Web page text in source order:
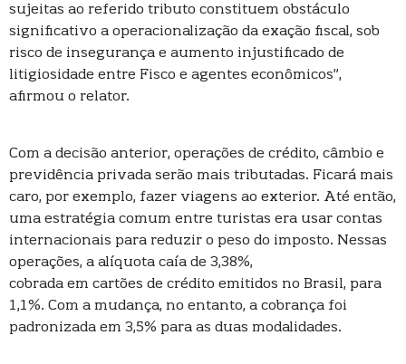
sujeitas ao referido tributo constituem obstáculo
significativo a operacionalização da exação fiscal, sob
risco de insegurança e aumento injustificado de
litigiosidade entre Fisco e agentes econômicos”,
afirmou o relator.
Com a decisão anterior, operações de crédito, câmbio e
previdência privada serão mais tributadas. Ficará mais
caro, por exemplo, fazer viagens ao exterior. Até então,
uma estratégia comum entre turistas era usar contas
internacionais para reduzir o peso do imposto. Nessas
operações, a alíquota caía de 3,38%,
cobrada em cartões de crédito emitidos no Brasil, para
1,1%. Com a mudança, no entanto, a cobrança foi
padronizada em 3,5% para as duas modalidades.